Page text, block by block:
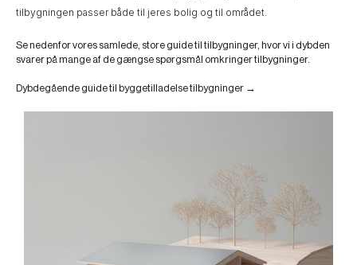
tilbygningen passer både til jeres bolig og til området.
Se nedenfor vores samlede, store guide til tilbygninger, hvor vi i dybden
svarer på mange af de gængse spørgsmål omkringer tilbygninger.
Dybdegående guide til byggetilladelse tilbygninger →